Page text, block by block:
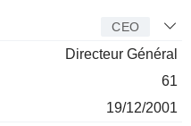
CEO
Directeur Général
61
19/12/2001